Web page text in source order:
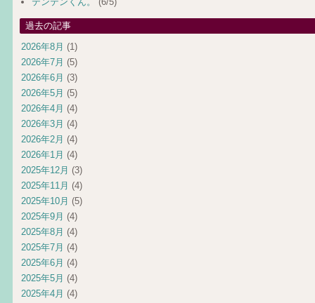
過去の記事
2026年8月 (1)
2026年7月 (5)
2026年6月 (3)
2026年5月 (5)
2026年4月 (4)
2026年3月 (4)
2026年2月 (4)
2026年1月 (4)
2025年12月 (3)
2025年11月 (4)
2025年10月 (5)
2025年9月 (4)
2025年8月 (4)
2025年7月 (4)
2025年6月 (4)
2025年5月 (4)
2025年4月 (4)